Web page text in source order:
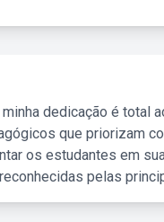
minha dedicação é total
que priorizam
os estudantes em
pelas